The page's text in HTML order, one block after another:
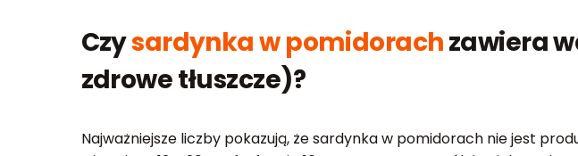
Czysardynka w pomidorachzawiera
zdrowe tłuszcze)?
Najważniejsze liczby pokazują, że sardynka w pomidorach nie jest